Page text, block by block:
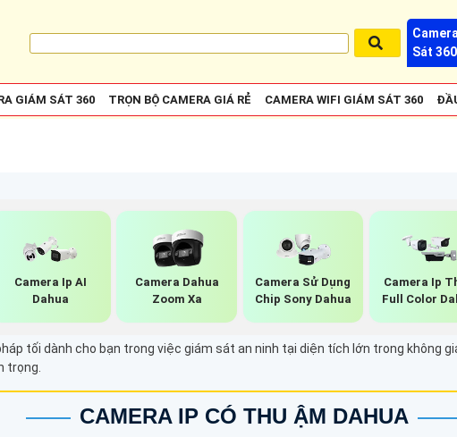
Sát 360
GIÁM SÁT 360 TRỌN BỘ CAMERA GIÁ RẺ CAMERA WIFI GIÁM SÁT 360
Camera Ip AI
Dahua
Camera Dahua
Zoom Xa
Camera Sử Dụng
Chip Sony Dahua
Camera Ip
Full Color
tối dành cho bạn trong việc giám sát an ninh tại diện tích lớn trong không
trọng.
CAMERA IP CÓ THU ẬM DAHUA